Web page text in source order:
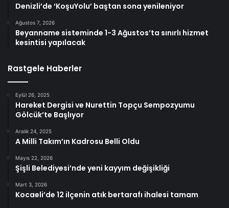
Denizli’de ‘KoşuYolu’ baştan sona yenileniyor
Ağustos 7, 2026
Beyanname sisteminde 1-3 Ağustos’ta sınırlı hizmet
kesintisi yapılacak
Rastgele Haberler
Eylül 26, 2025
Hareket Dergisi ve Nurettin Topçu Sempozyumu
Gölcük’te Başlıyor
Aralık 24, 2025
A Milli Takım’ın Kadrosu Belli Oldu
Mayıs 22, 2026
Şişli Belediyesi’nde yeni kayyım değişikliği
Mart 3, 2026
Kocaeli’de 12 ilçenin atık bertarafı ihalesi tamam